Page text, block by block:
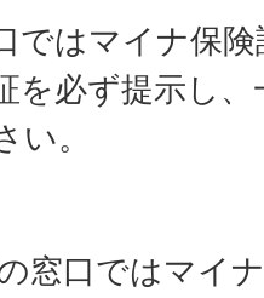
ではマイナ保
を必ず提示し
い。
窓口ではマイ